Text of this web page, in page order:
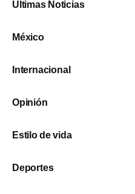
Últimas Noticias
México
Internacional
Opinión
Estilo de vida
Deportes